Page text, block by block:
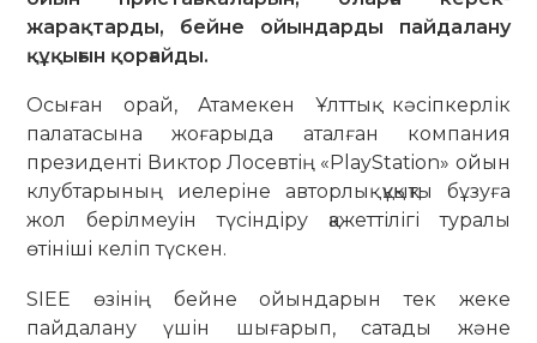
жарақтарды, бейне ойындарды пайдалану
құқығын қорғайды.
Осыған орай, Атамекен Ұлттық кәсіпкерлік
палатасына жоғарыда аталған компания
президенті Виктор Лосевтің «PlayStation» ойын
клубтарының иелеріне авторлық құқықты бұзуға
жол берілмеуін түсіндіру қажеттілігі туралы
өтініші келіп түскен.
SIEE өзінің бейне ойындарын тек жеке
пайдалану үшін шығарып, сатады және